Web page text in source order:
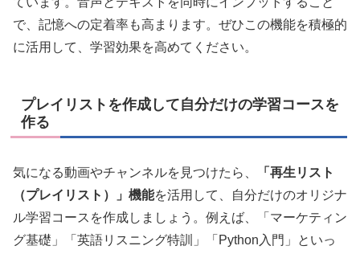
で、記憶への定着率も高まります。ぜひこの機能を積極的
に活用して、学習効果を高めてください。
プレイリストを作成して自分だけの学習コースを
作る
気になる動画やチャンネルを見つけたら、
「再生リスト
（プレイリスト）」機能を活用して、自分だけのオリジナ
ル学習コースを作成しましょう。例えば、「マーケティン
グ基礎」「英語リスニング特訓」「Python入門」といっ